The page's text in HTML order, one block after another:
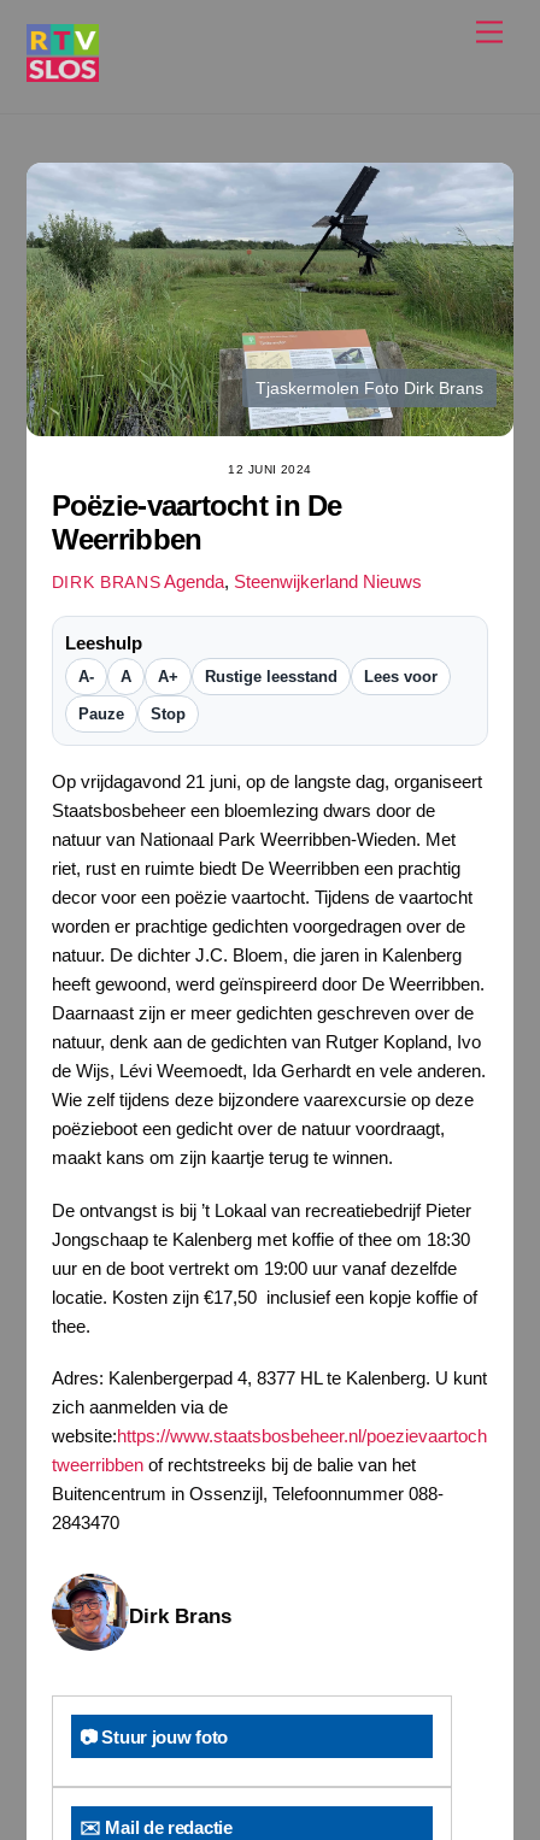
Tjaskermolen Foto Dirk Brans
12 JUNI 2024
Poëzie-vaartocht in De
Weerribben
DIRK BRANS Agenda, Steenwijkerland Nieuws
Leeshulp
A- A A+ Rustige leesstand Lees voor
Pauze Stop
Op vrijdagavond 21 juni, op de langste dag, organiseert
Staatsbosbeheer een bloemlezing dwars door de
natuur van Nationaal Park Weerribben-Wieden. Met
riet, rust en ruimte biedt De Weerribben een prachtig
decor voor een poëzie vaartocht. Tijdens de vaartocht
worden er prachtige gedichten voorgedragen over de
natuur. De dichter J.C. Bloem, die jaren in Kalenberg
heeft gewoond, werd geïnspireerd door De Weerribben.
Daarnaast zijn er meer gedichten geschreven over de
natuur, denk aan de gedichten van Rutger Kopland, Ivo
de Wijs, Lévi Weemoedt, Ida Gerhardt en vele anderen.
Wie zelf tijdens deze bijzondere vaarexcursie op deze
poëzieboot een gedicht over de natuur voordraagt,
maakt kans om zijn kaartje terug te winnen.
De ontvangst is bij ’t Lokaal van recreatiebedrijf Pieter
Jongschaap te Kalenberg met koffie of thee om 18:30
uur en de boot vertrekt om 19:00 uur vanaf dezelfde
locatie. Kosten zijn €17,50 inclusief een kopje koffie of
thee.
Adres: Kalenbergerpad 4, 8377 HL te Kalenberg. U kunt
zich aanmelden via de
website:https://www.staatsbosbeheer.nl/poezievaartoch
tweerribbenof rechtstreeks bij de balie van het
Buitencentrum in Ossenzijl, Telefoonnummer 088-
2843470
Dirk Brans
📷 Stuur jouw foto
✉️ Mail de redactie